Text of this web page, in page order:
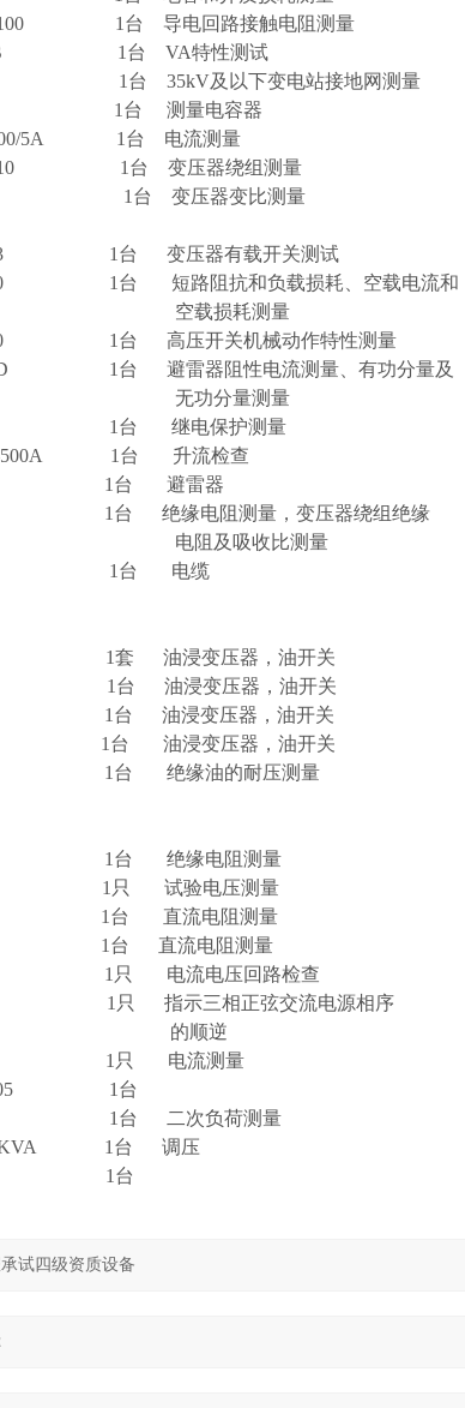
1台 导电回路接触电阻测量
1台 VA特性测试
1台 35kV及以下变电站接地网测量
1台 测量电容器
5A 1台 电流测量
10 1台 变压器绕组测量
1台 变压器变比测量
变压器有载开关测试
1台 短路阻抗和负载损耗、空载电流和
测量
1台 高压开关机械动作特性测量
1台 避雷器阻性电流测量、有功分量及
测量
1台 继电保护测量
500A 1台 升流检查
1台 避雷器
1台 绝缘电阻测量，变压器绕组绝缘
比测量
1台 电缆
油浸变压器，油开关
台 油浸变压器，油开关
台 油浸变压器，油开关
油浸变压器，油开关
1台 绝缘油的耐压测量
1台 绝缘电阻测量
试验电压测量
直流电阻测量
直流电阻测量
1只 电流电压回路检查
示三相正弦交流电源相序
逆
1只 电流测量
1台
1台 二次负荷测量
1台 调压
1台